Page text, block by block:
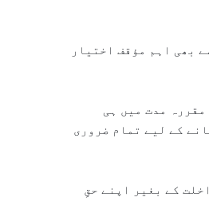
بھی اہم مؤقف اختیار
مدت میں ہی
کے لیے تمام ضروری
کے بغیر اپنے حقِ